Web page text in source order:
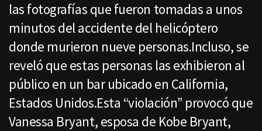
las fotografías que fueron tomadas a unos
minutos del accidente del helicóptero
donde murieron nueve personas.Incluso, se
reveló que estas personas las exhibieron al
público en un bar ubicado en California,
Estados Unidos.Esta “violación” provocó que
Vanessa Bryant, esposa de Kobe Bryant,